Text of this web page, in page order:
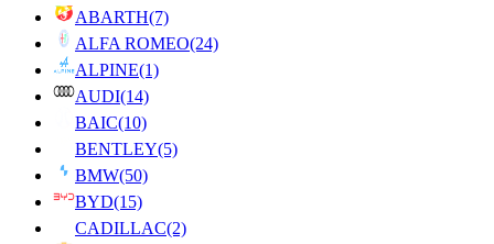
ABARTH(7)
ALFA ROMEO(24)
ALPINE(1)
AUDI(14)
BAIC(10)
BENTLEY(5)
BMW(50)
BYD(15)
CADILLAC(2)